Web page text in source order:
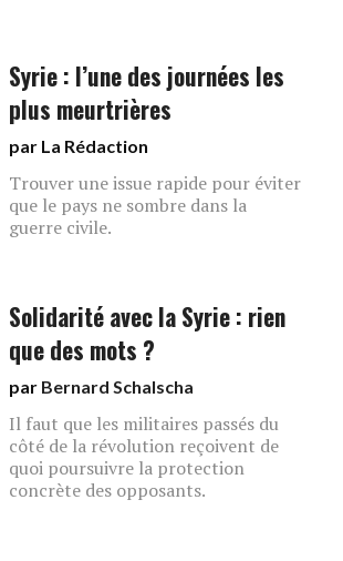
Syrie : l’une des journées les
plus meurtrières
par La Rédaction
Trouver une issue rapide pour éviter
que le pays ne sombre dans la
guerre civile.
Solidarité avec la Syrie : rien
que des mots ?
par Bernard Schalscha
Il faut que les militaires passés du
côté de la révolution reçoivent de
quoi poursuivre la protection
concrète des opposants.